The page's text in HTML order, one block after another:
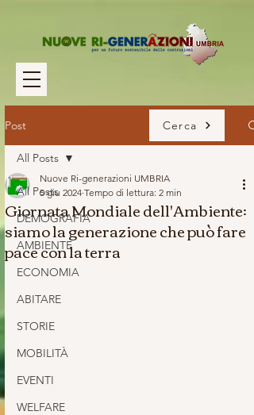
Post
All Posts
DEMOGRAFIA
AMBIENTE
ECONOMIA
ABITARE
STORIE
MOBILITÀ
EVENTI
WELFARE
All Posts
Giornata Mondiale dell'Ambiente:
siamo la generazione che può fare
pace con la terra
Nuove Ri-generazioni UMBRIA
5 giu 2024 Tempo di lettura: 2 min
Cerca